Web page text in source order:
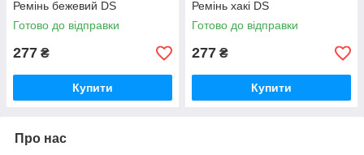
Ремінь бежевий DS
Готово до відправки
277 ₴
Купити
Ремінь хакі DS
Готово до відправки
277 ₴
Купити
Про нас